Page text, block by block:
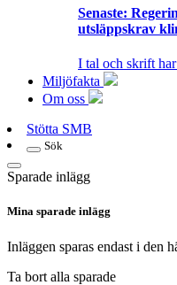
Senaste:
utsläppskrav
I tal och skrift
Miljöfakta
Om oss
Stötta SMB
Sök
Sparade inlägg
Mina sparade inlägg
Inläggen sparas endast i den
Ta bort alla sparade